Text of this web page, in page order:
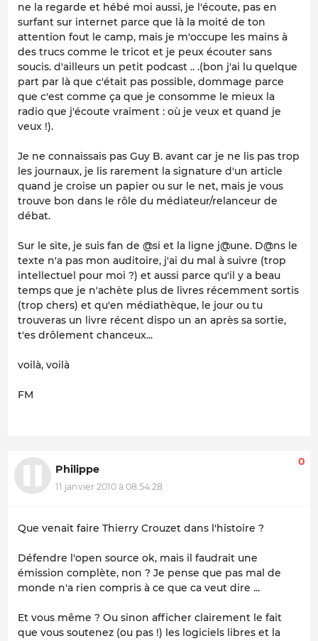
ne la regarde et hébé moi aussi, je l'écoute, pas en
surfant sur internet parce que là la moité de ton
attention fout le camp, mais je m'occupe les mains à
des trucs comme le tricot et je peux écouter sans
soucis. d'ailleurs un petit podcast .. .(bon j'ai lu quelque
part par là que c'était pas possible, dommage parce
que c'est comme ça que je consomme le mieux la
radio que j'écoute vraiment : où je veux et quand je
veux !).
Je ne connaissais pas Guy B. avant car je ne lis pas trop
les journaux, je lis rarement la signature d'un article
quand je croise un papier ou sur le net, mais je vous
trouve bon dans le rôle du médiateur/relanceur de
débat.
Sur le site, je suis fan de @si et la ligne j@une. D@ns le
texte n'a pas mon auditoire, j'ai du mal à suivre (trop
intellectuel pour moi ?) et aussi parce qu'il y a beau
temps que je n'achète plus de livres récemment sortis
(trop chers) et qu'en médiathèque, le jour ou tu
trouveras un livre récent dispo un an après sa sortie,
t'es drôlement chanceux...
voilà, voilà
FM
Philippe
11 janvier 2010 à 08:54:28
0
Que venait faire Thierry Crouzet dans l'histoire ?
Défendre l'open source ok, mais il faudrait une
émission complète, non ? Je pense que pas mal de
monde n'a rien compris à ce que ca veut dire ...
Et vous même ? Ou sinon afficher clairement le fait
que vous soutenez (ou pas !) les logiciels libres et la